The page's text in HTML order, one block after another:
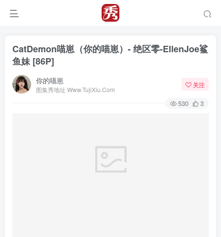
CatDemon喵崽（你的喵崽）- 绝区零-EllenJoe鲨
鱼妹 [86P]
你的喵崽
图集秀地址 Www.TujiXiu.Com
关注
530 3